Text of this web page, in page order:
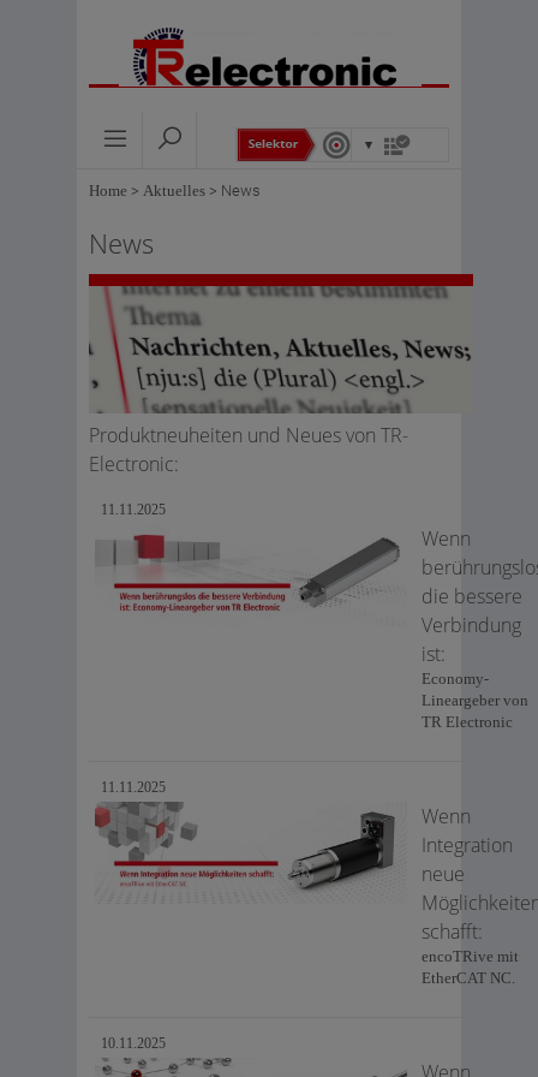
Home > Aktuelles > News
News
Produktneuheiten und Neues von TR-
Electronic:
11.11.2025
Wenn
die bessere
Verbindung
ist:
Economy-
Lineargeber von
TR Electronic
11.11.2025
Wenn
Integration
neue
schafft:
encoTRive mit
EtherCAT NC.
10.11.2025
Wenn